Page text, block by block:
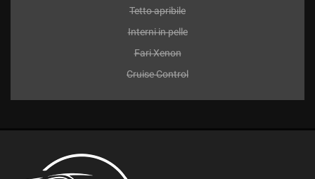
Tetto apribile
Interni in pelle
Fari Xenon
Cruise Control